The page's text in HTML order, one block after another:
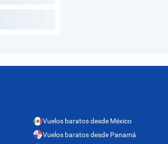
Vuelos baratos desde México
Vuelos baratos desde Panamá